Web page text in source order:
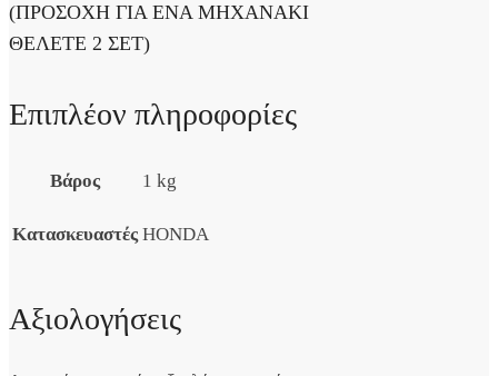
(ΠΡΟΣΟΧΗ ΓΙΑ ΕΝΑ ΜΗΧΑΝΑΚΙ
ΘΕΛΕΤΕ 2 ΣΕΤ)
Επιπλέον πληροφορίες
Βάρος 1 kg
Κατασκευαστές HONDA
Αξιολογήσεις